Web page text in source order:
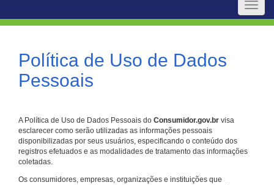
Toggle
Política de Uso de Dados
Pessoais
A Política de Uso de Dados Pessoais do Consumidor.gov.br visa
esclarecer como serão utilizadas as informações pessoais
disponibilizadas por seus usuários, especificando o conteúdo dos
registros efetuados e as modalidades de tratamento das informações
coletadas.
Os consumidores, empresas, organizações e instituições que